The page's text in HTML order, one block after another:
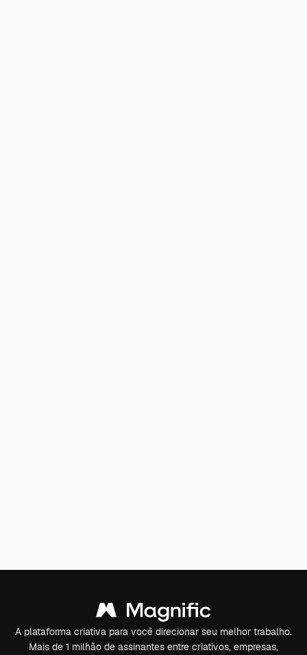
A plataforma criativa para você direcionar seu melhor trabalho.
Mais de 1 milhão de assinantes entre criativos, empresas,